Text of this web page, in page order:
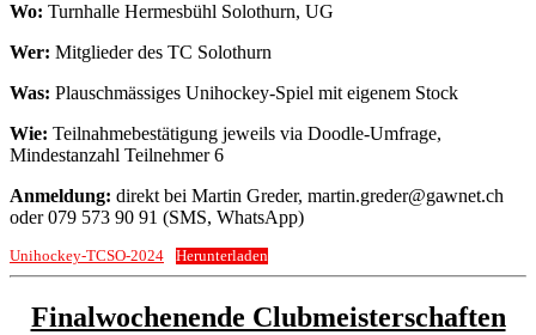
Wo: Turnhalle Hermesbühl Solothurn, UG
Wer: Mitglieder des TC Solothurn
Was: Plauschmässiges Unihockey-Spiel mit eigenem Stock
Wie: Teilnahmebestätigung jeweils via Doodle-Umfrage,
Mindestanzahl Teilnehmer 6
Anmeldung: direkt bei Martin Greder, martin.greder@gawnet.ch
oder 079 573 90 91 (SMS, WhatsApp)
Unihockey-TCSO-2024 Herunterladen
Kategorien
Clubmeisterschaft
Finalwochenende Clubmeisterschaften